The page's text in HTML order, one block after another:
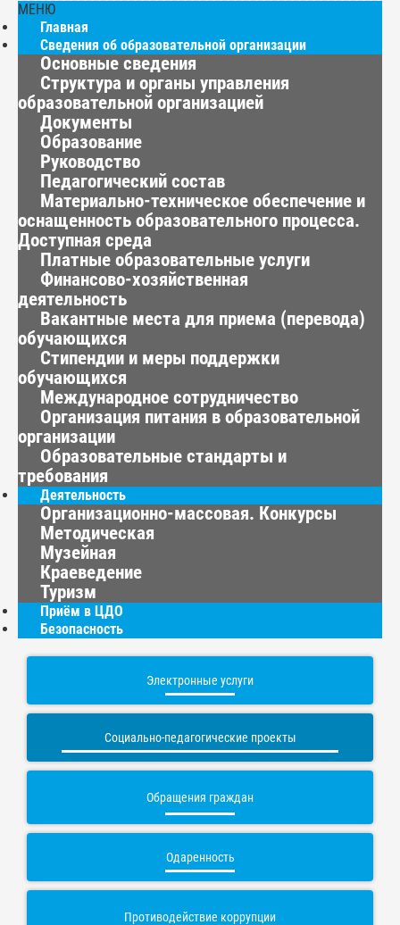
МЕНЮ
Главная
Сведения об образовательной организации
Основные сведения
Структура и органы управления
образовательной организацией
Документы
Образование
Руководство
Педагогический состав
Материально-техническое обеспечение и
оснащенность образовательного процесса.
Доступная среда
Платные образовательные услуги
Финансово-хозяйственная
деятельность
Вакантные места для приема (перевода)
обучающихся
Стипендии и меры поддержки
обучающихся
Международное сотрудничество
Организация питания в образовательной
организации
Образовательные стандарты и
требования
Деятельность
Организационно-массовая. Конкурсы
Методическая
Музейная
Краеведение
Туризм
Приём в ЦДО
Безопасность
Электронные услуги
Социально-педагогические проекты
Обращения граждан
Одаренность
Противодействие коррупции